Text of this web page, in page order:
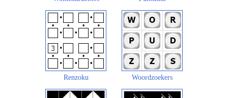
Renzoku Woordzoekers